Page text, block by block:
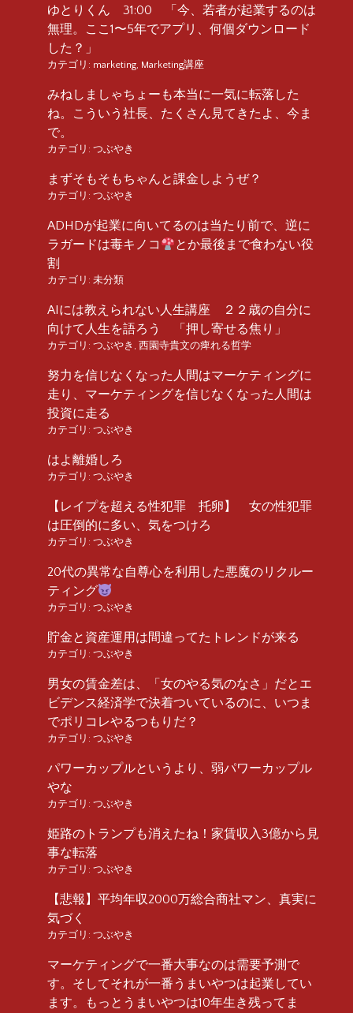
ゆとりくん 31:00 「今、若者が起業するのは
無理。ここ1〜5年でアプリ、何個ダウンロード
した？」
カテゴリ: marketing, Marketing講座
みねしましゃちょーも本当に一気に転落した
ね。こういう社長、たくさん見てきたよ、今ま
で。
カテゴリ: つぶやき
まずそもそもちゃんと課金しようぜ？
カテゴリ: つぶやき
ADHDが起業に向いてるのは当たり前で、逆に
ラガードは毒キノコ
とか最後まで食わない役
割
カテゴリ: 未分類
AIには教えられない人生講座 ２２歳の自分に
向けて人生を語ろう 「押し寄せる焦り」
カテゴリ: つぶやき , 西園寺貴文の痺れる哲学
努力を信じなくなった人間はマーケティングに
走り、マーケティングを信じなくなった人間は
投資に走る
カテゴリ: つぶやき
はよ離婚しろ
カテゴリ: つぶやき
【レイプを超える性犯罪 托卵】 女の性犯罪
は圧倒的に多い、気をつけろ
カテゴリ: つぶやき
20代の異常な自尊心を利用した悪魔のリクルー
ティング
カテゴリ: つぶやき
貯金と資産運用は間違ってたトレンドが来る
カテゴリ: つぶやき
男女の賃金差は、「女のやる気のなさ」だとエ
ビデンス経済学で決着ついているのに、いつま
でポリコレやるつもりだ？
カテゴリ: つぶやき
パワーカップルというより、弱パワーカップル
やな
カテゴリ: つぶやき
姫路のトランプも消えたね！家賃収入3億から見
事な転落
カテゴリ: つぶやき
【悲報】平均年収2000万総合商社マン、真実に
気づく
カテゴリ: つぶやき
マーケティングで一番大事なのは需要予測で
す。そしてそれが一番うまいやつは起業してい
ます。もっとうまいやつは10年生き残ってま